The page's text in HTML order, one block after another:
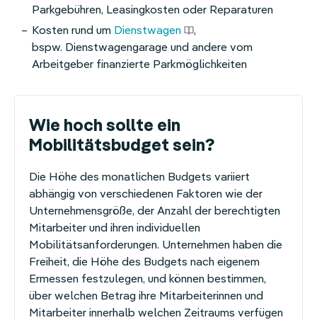
Parkgebühren, Leasingkosten oder Reparaturen
Kosten rund um Dienstwagen
,
bspw. Dienstwagengarage und andere vom
Arbeitgeber finanzierte Parkmöglichkeiten
Wie hoch sollte ein
Mobilitätsbudget sein?
Die Höhe des monatlichen Budgets variiert
abhängig von verschiedenen Faktoren wie der
Unternehmensgröße, der Anzahl der berechtigten
Mitarbeiter und ihren individuellen
Mobilitätsanforderungen. Unternehmen haben die
Freiheit, die Höhe des Budgets nach eigenem
Ermessen festzulegen, und können bestimmen,
über welchen Betrag ihre Mitarbeiterinnen und
Mitarbeiter innerhalb welchen Zeitraums verfügen